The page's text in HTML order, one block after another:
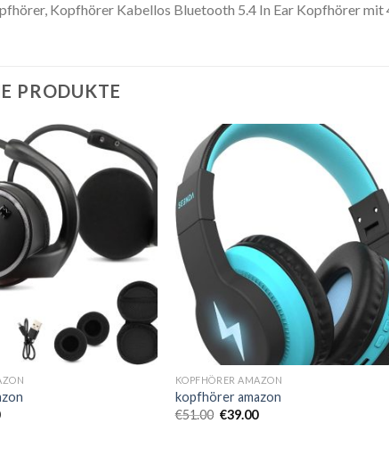
Kopfhörer Kabellos Bluetooth 5.4 In Ear Kopfhörer
PRODUKTE
KOPFHÖRER AMAZON
kopfhörer amazon
€51.00 €39.00